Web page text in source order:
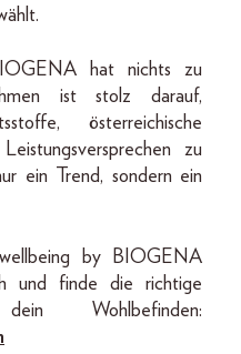
hat nichts zu
ist stolz darauf,
österreichische
zu
ein Trend, sondern ein
by BIOGENA
und finde die richtige
Wohlbefinden: